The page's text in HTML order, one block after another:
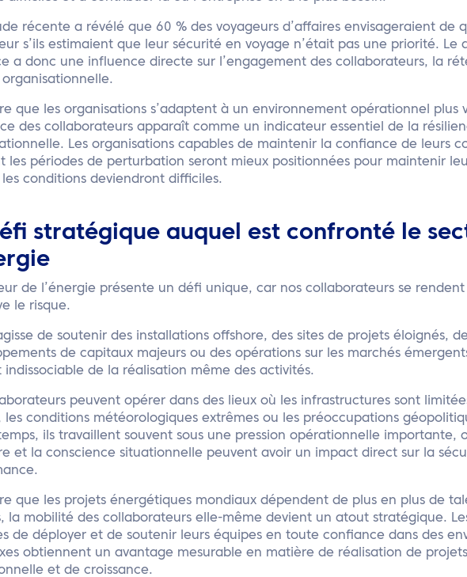
récente a révélé que 60 % des voyageurs d’affaires envisageraient de
s’ils estimaient que leur sécurité en voyage n’était pas une priorité. Le
a donc une influence directe sur l’engagement des collaborateurs, la
organisationnelle.
que les organisations s’adaptent à un environnement opérationnel plus
des collaborateurs apparaît comme un indicateur essentiel de la
Les organisations capables de maintenir la confiance de leurs
les périodes de perturbation seront mieux positionnées pour maintenir
les conditions deviendront difficiles.
stratégique auquel est confronté le
de l’énergie présente un défi unique, car nos collaborateurs se
le risque.
de soutenir des installations offshore, des sites de projets éloignés,
de capitaux majeurs ou des opérations sur les marchés
indissociable de la réalisation même des activités.
peuvent opérer dans des lieux où les infrastructures sont
les conditions météorologiques extrêmes ou les préoccupations
ils travaillent souvent sous une pression opérationnelle importante,
et la conscience situationnelle peuvent avoir un impact direct sur la
que les projets énergétiques mondiaux dépendent de plus en plus de
la mobilité des collaborateurs elle-même devient un atout stratégique.
de déployer et de soutenir leurs équipes en toute confiance dans des
obtiennent un avantage mesurable en matière de réalisation de
et de croissance.